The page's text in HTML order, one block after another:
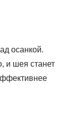
осанкой.
и шея станет